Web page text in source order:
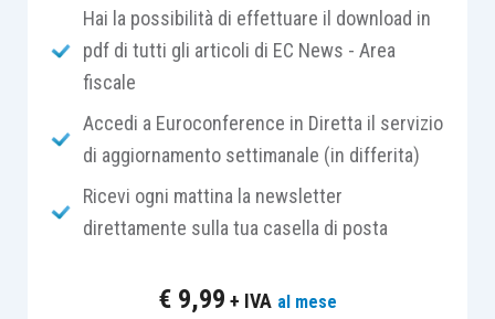
iscritte nel Registro delle Imprese e
attive;
non essere in stato di liquidazione o
scioglimento e non essere sottoposte a
procedure concorsuali edessere in
contributivi
Unico di Regolarità Contributiva (Durc);
divieto, di decadenza o di sospensione di
Hai la possibilità di effettuare il download in
pdf di tutti gli articoli di EC News - Area
fiscale
Accedi a Euroconference in Diretta il servizio
di aggiornamento settimanale (in differita)
Ricevi ogni mattina la newsletter
direttamente sulla tua casella di posta
€ 9,99 + IVA al mese